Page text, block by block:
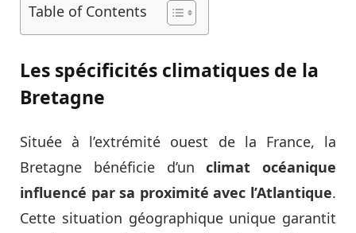
Table of Contents
Les spécificités climatiques de la
Bretagne
Située à l’extrémité ouest de la France, la
Bretagne bénéficie d’unclimat océanique
influencé par sa proximité avec l’Atlantique.
Cette situation géographique unique garantit